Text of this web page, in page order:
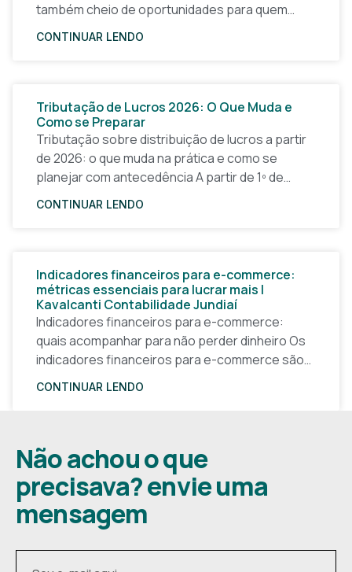
também cheio de oportunidades para quem
quer tirar uma ideia do papel e construir um
CONTINUAR LENDO
Tributação de Lucros 2026: O Que Muda e
Como se Preparar
Tributação sobre distribuição de lucros a partir
de 2026: o que muda na prática e como se
planejar com antecedência A partir de 1º de
janeiro de 2026, a forma
CONTINUAR LENDO
Indicadores financeiros para e-commerce:
métricas essenciais para lucrar mais |
Kavalcanti Contabilidade Jundiaí
Indicadores financeiros para e-commerce:
quais acompanhar para não perder dinheiro Os
indicadores financeiros para e-commerce são a
base de qualquer decisão inteligente em uma
CONTINUAR LENDO
Não achou o que
precisava? envie uma
mensagem